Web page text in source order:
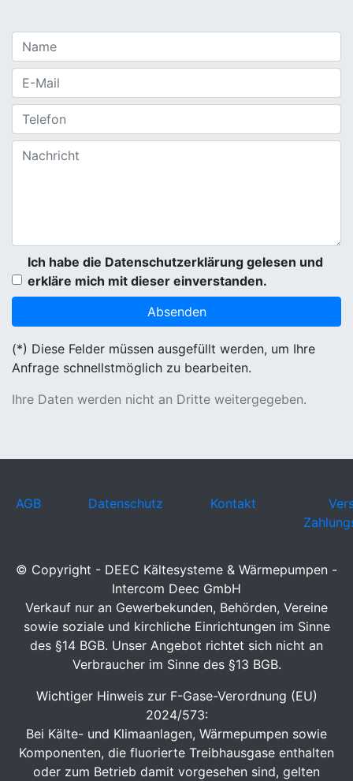
Ich habe die Datenschutzerklärung gelesen und
erkläre mich mit dieser einverstanden.
(*) Diese Felder müssen ausgefüllt werden, um Ihre
Anfrage schnellstmöglich zu bearbeiten.
Ihre Daten werden nicht an Dritte weitergegeben.
AGB Datenschutz Kontakt
© Copyright - DEEC Kältesysteme & Wärmepumpen -
Intercom Deec GmbH
Verkauf nur an Gewerbekunden, Behörden, Vereine
sowie soziale und kirchliche Einrichtungen im Sinne
des §14 BGB. Unser Angebot richtet sich nicht an
Verbraucher im Sinne des §13 BGB.
Wichtiger Hinweis zur F-Gase-Verordnung (EU)
2024/573:
Bei Kälte- und Klimaanlagen, Wärmepumpen sowie
Komponenten, die fluorierte Treibhausgase enthalten
oder zum Betrieb damit vorgesehen sind, gelten